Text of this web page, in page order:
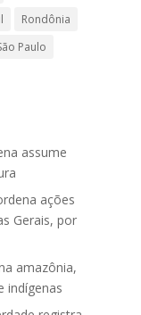
Rondônia
Paulo
assume
ações
Gerais, por
amazônia,
indígenas